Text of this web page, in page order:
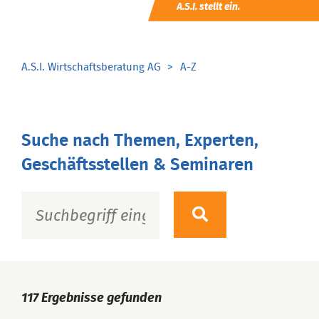
A.S.I. stellt ein.
A.S.I. Wirtschaftsberatung AG A-Z
Suche nach Themen, Experten,
Geschäftsstellen & Seminaren
117Ergebnisse gefunden